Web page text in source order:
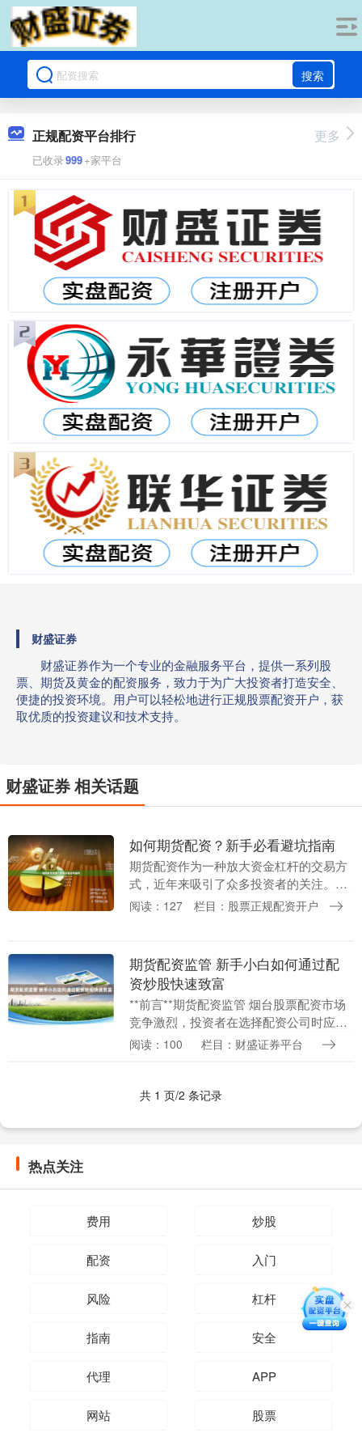
搜索
正规配资平台排行
已收录999+家平台
更多
财盛证券
财盛证券作为一个专业的金融服务平台，提供一系列股
票、期货及黄金的配资服务，致力于为广大投资者打造安全、
便捷的投资环境。用户可以轻松地进行正规股票配资开户，获
取优质的投资建议和技术支持。
财盛证券 相关话题
如何期货配资？新手必看避坑指南
期货配资作为一种放大资金杠杆的交易方
式，近年来吸引了众多投资者的关注。对
于新手来说，了解如何期货配资以及如何
阅读：127 栏目：股票正规配资开户
期货配资监管 新手小白如何通过配
资炒股快速致富
**前言**期货配资监管 烟台股票配资市场
竞争激烈，投资者在选择配资公司时应谨
慎。正规的配资公司具有以下特点： 股票
阅读：100 栏目：财盛证券平台
共 1 页/2 条记录
热点关注
费用 炒股
配资 入门
风险 杠杆
指南 安全
代理 APP
网站 股票